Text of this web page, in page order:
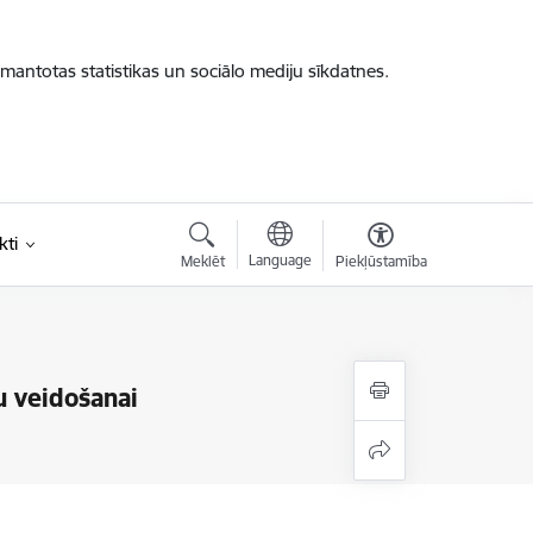
statistikas un sociālo mediju sīkdatnes.
Meklēt Language Piekļūstamība